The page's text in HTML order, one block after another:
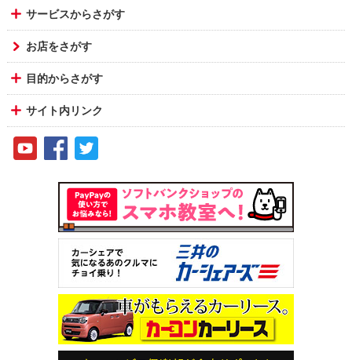
サービスからさがす
お店をさがす
目的からさがす
サイト内リンク